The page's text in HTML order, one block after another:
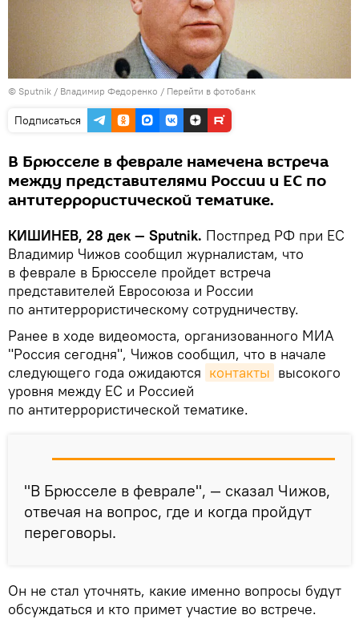
© Sputnik / Владимир Федоренко / Перейти в фотобанк
Подписаться
В Брюсселе в феврале намечена встреча
между представителями России и ЕС по
антитеррористической тематике.
КИШИНЕВ, 28 дек — Sputnik. Постпред РФ при ЕС
Владимир Чижов сообщил журналистам, что
в феврале в Брюсселе пройдет встреча
представителей Евросоюза и России
по антитеррористическому сотрудничеству.
Ранее в ходе видеомоста, организованного МИА
"Россия сегодня", Чижов сообщил, что в начале
следующего года ожидаются контакты высокого
уровня между ЕС и Россией
по антитеррористической тематике.
"В Брюсселе в феврале", — сказал Чижов,
отвечая на вопрос, где и когда пройдут
переговоры.
Он не стал уточнять, какие именно вопросы будут
обсуждаться и кто примет участие во встрече.